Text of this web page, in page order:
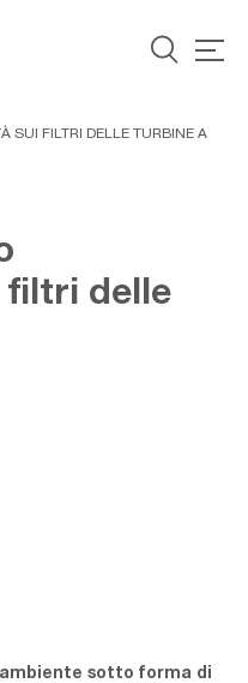
SUI FILTRI DELLE TURBINE A
filtri delle
sotto forma di